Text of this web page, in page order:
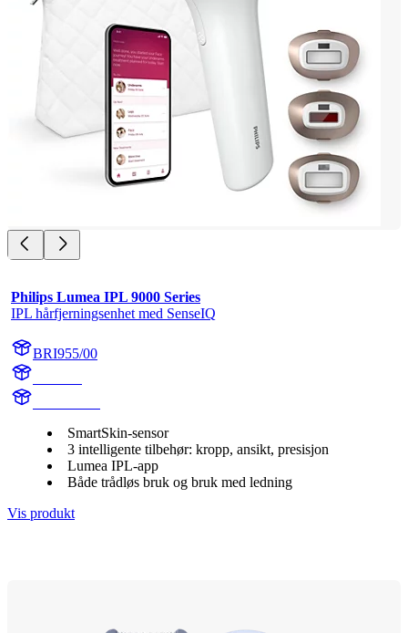
Philips Lumea IPL 9000 Series
IPL hårfjerningsenhet med SenseIQ
BRI955/00
SmartSkin-sensor
3 intelligente tilbehør: kropp, ansikt, presisjon
Lumea IPL-app
Både trådløs bruk og bruk med ledning
Vis produkt